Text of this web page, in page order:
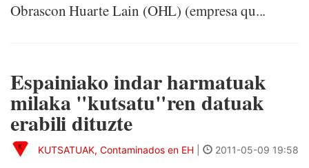
Obrascon Huarte Lain (OHL) (empresa qu...
Espainiako indar harmatuak
milaka "kutsatu"ren datuak
erabili dituzte
KUTSATUAK, Contaminados en EH 2011-05-09 19:58